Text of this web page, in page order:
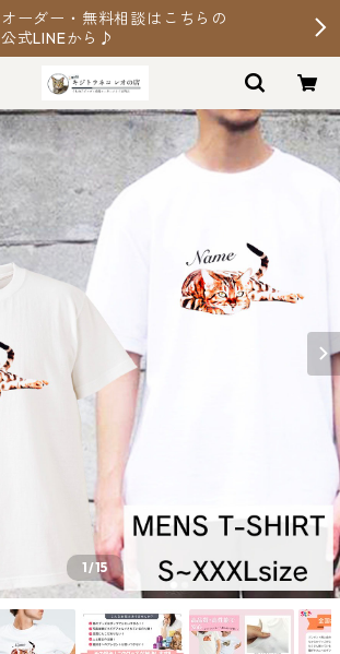
オーダー・無料相談はこちらの
公式LINEから♪
1/15